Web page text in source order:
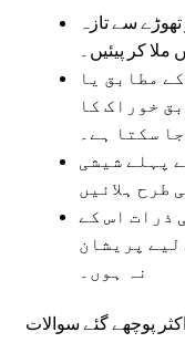
سے تازہ
ملا کر پیئیں۔
مطابق یا
خوراک کا
سکتا ہے۔
پہلے شیشی
ذرات اس کے
پریشان
نہ ہوں۔